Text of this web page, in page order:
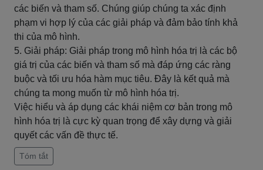
các biến và tham số. Chúng giúp chúng ta xác định
phạm vi hợp lý của các giải pháp và đảm bảo tính khả
thi của mô hình.
5. Giải pháp: Giải pháp trong mô hình hóa trị là các bộ
giá trị của các biến và tham số mà đáp ứng các ràng
buộc và tối ưu hóa hàm mục tiêu. Đây là kết quả mà
chúng ta mong muốn từ mô hình hóa trị.
Việc hiểu và áp dụng các khái niệm cơ bản trong mô
hình hóa trị là cực kỳ quan trọng để xây dựng và giải
quyết các vấn đề thực tế.
Tóm tắt